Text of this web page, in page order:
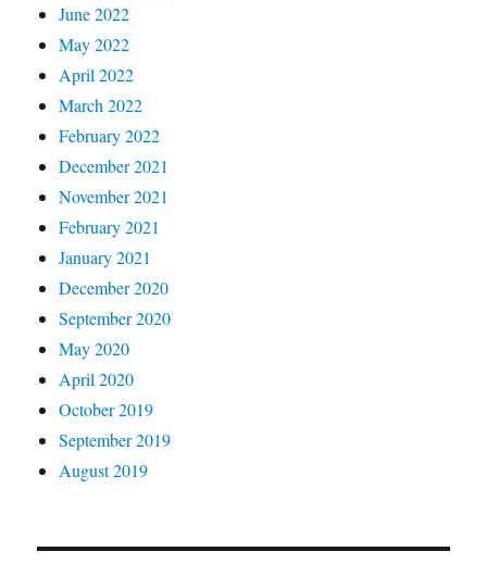
June 2022
May 2022
April 2022
March 2022
February 2022
December 2021
November 2021
February 2021
January 2021
December 2020
September 2020
May 2020
April 2020
October 2019
September 2019
August 2019